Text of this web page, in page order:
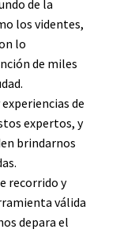
de la
los videntes,
lo
de miles
de
expertos, y
brindarnos
recorrido y
válida
depara el